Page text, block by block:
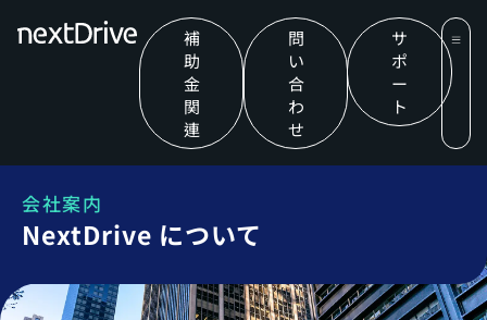
補
助
金
関
連
問
い
合
わ
せ
サ
ポ
ー
ト
会社案内
NextDrive について